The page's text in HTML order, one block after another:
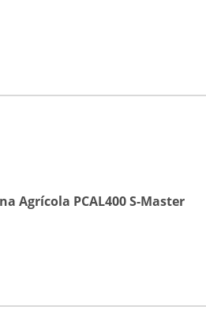
Agrícola PCAL400 S-Master